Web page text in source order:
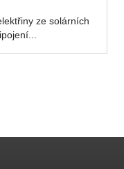
ze solárních